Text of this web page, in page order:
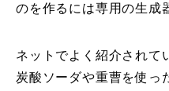
のを作るには専用の生成
ネットでよく紹介されて
炭酸ソーダや重曹を使っ